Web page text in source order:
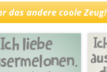
das andere coole Zeug!